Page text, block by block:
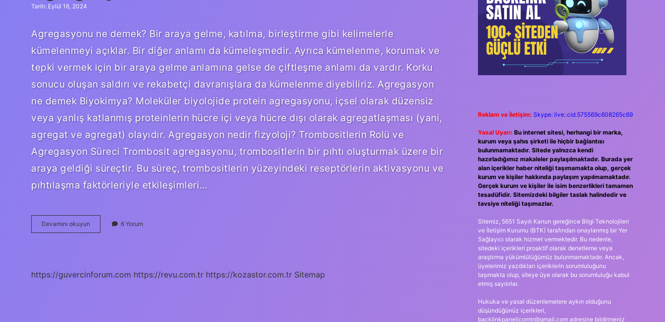
Tarih: Eylül 16, 2024
Agregasyonu ne demek? Bir araya gelme, katılma, birleştirme gibi kelimelerle
kümelenmeyi açıklar. Bir diğer anlamı da kümeleşmedir. Ayrıca kümelenme, korumak ve
tepki vermek için bir araya gelme anlamına gelse de çiftleşme anlamı da vardır. Korku
sonucu oluşan saldırı ve rekabetçi davranışlara da kümelenme diyebiliriz. Agregasyon
ne demek Biyokimya? Moleküler biyolojide protein agregasyonu, içsel olarak düzensiz
veya yanlış katlanmış proteinlerin hücre içi veya hücre dışı olarak agregatlaşması (yani,
agregat ve agregat) olayıdır. Agregasyon nedir fizyoloji? Trombositlerin Rolü ve
Agregasyon Süreci Trombosit agregasyonu, trombositlerin bir pıhtı oluşturmak üzere bir
araya geldiği süreçtir. Bu süreç, trombositlerin yüzeyindeki reseptörlerin aktivasyonu ve
pıhtılaşma faktörleriyle etkileşimleri…
Devamını okuyun Agregasyon
Etmek
6 Yorum
https://guvercinforum.com https://revu.com.tr https://kozastor.com.tr Sitemap
Reklam ve İletişim: Skype: live:.cid.575569c608265c69
Yasal Uyarı: Bu internet sitesi, herhangi bir marka,
kurum veya şahıs şirketi ile hiçbir bağlantısı
bulunmamaktadır. Sitede yalnızca kendi
hazırladığımız makaleler paylaşılmaktadır. Burada yer
alan içerikler haber niteliği taşımamakta olup, gerçek
kurum ve kişiler hakkında paylaşım yapılmamaktadır.
Gerçek kurum ve kişiler ile isim benzerlikleri tamamen
tesadüfidir. Sitemizdeki bilgiler taslak halindedir ve
tavsiye niteliği taşımazlar.
Sitemiz, 5651 Sayılı Kanun gereğince Bilgi Teknolojileri
ve İletişim Kurumu (BTK) tarafından onaylanmış bir Yer
Sağlayıcı olarak hizmet vermektedir. Bu nedenle,
sitedeki içerikleri proaktif olarak denetleme veya
araştırma yükümlülüğümüz bulunmamaktadır. Ancak,
üyelerimiz yazdıkları içeriklerin sorumluluğunu
taşımakta olup, siteye üye olarak bu sorumluluğu kabul
etmiş sayılırlar.
Hukuka ve yasal düzenlemelere aykırı olduğunu
düşündüğünüz içerikleri,
backlinkpanelicomtr@gmail.comadresine bildirmeniz